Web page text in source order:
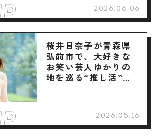
2026.06.06
桜井日奈子が青森県
弘前市で、大好きな
お笑い芸人ゆかりの
地を巡る“推し活”旅
2026.05.16